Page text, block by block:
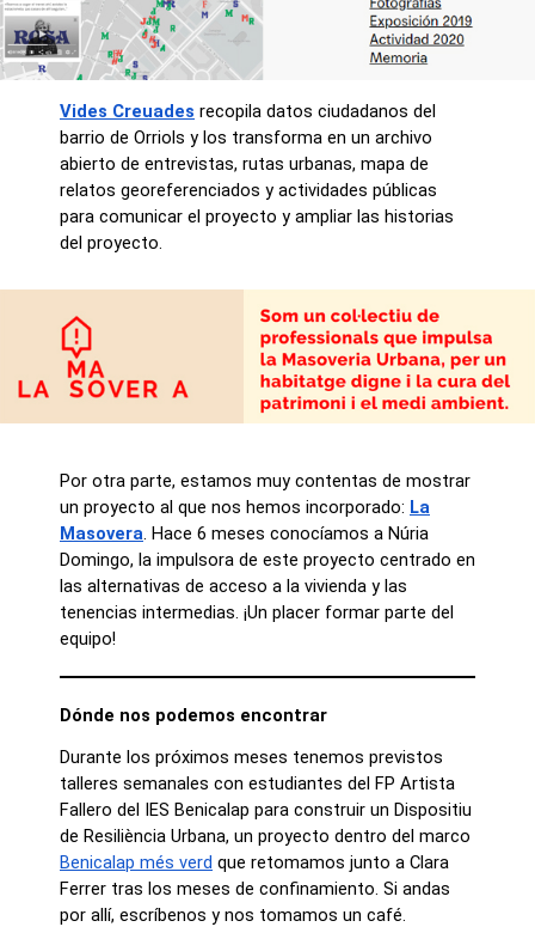
Vides Creuades recopila datos ciudadanos del
barrio de Orriols y los transforma en un archivo
abierto de entrevistas, rutas urbanas, mapa de
relatos georeferenciados y actividades públicas
para comunicar el proyecto y ampliar las historias
del proyecto.
Por otra parte, estamos muy contentas de mostrar
un proyecto al que nos hemos incorporado: La
Masovera. Hace 6 meses conocíamos a Núria
Domingo, la impulsora de este proyecto centrado en
las alternativas de acceso a la vivienda y las
tenencias intermedias. ¡Un placer formar parte del
equipo!
Dónde nos podemos encontrar
Durante los próximos meses tenemos previstos
talleres semanales con estudiantes del FP Artista
Fallero del IES Benicalap para construir un Dispositiu
de Resiliència Urbana, un proyecto dentro del marco
Benicalap més verd que retomamos junto a Clara
Ferrer tras los meses de confinamiento. Si andas
por allí, escríbenos y nos tomamos un café.